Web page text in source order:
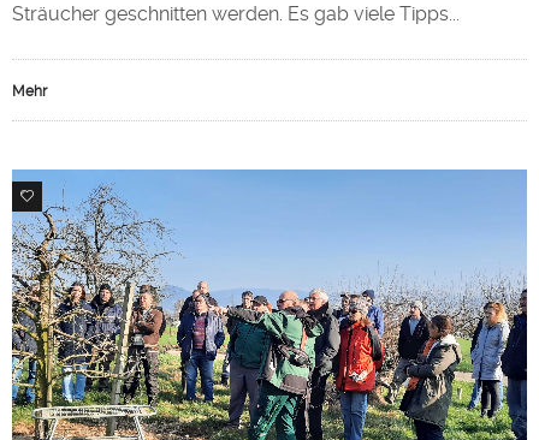
Sträucher geschnitten werden. Es gab viele Tipps...
Mehr
1